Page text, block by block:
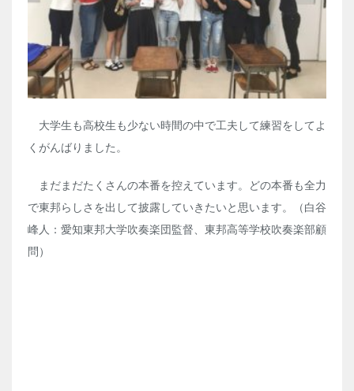
大学生も高校生も少ない時間の中で工夫して練習をしてよ
くがんばりました。
まだまだたくさんの本番を控えています。どの本番も全力
で東邦らしさを出して披露していきたいと思います。（白谷
峰人：愛知東邦大学吹奏楽団監督、東邦高等学校吹奏楽部顧
問）